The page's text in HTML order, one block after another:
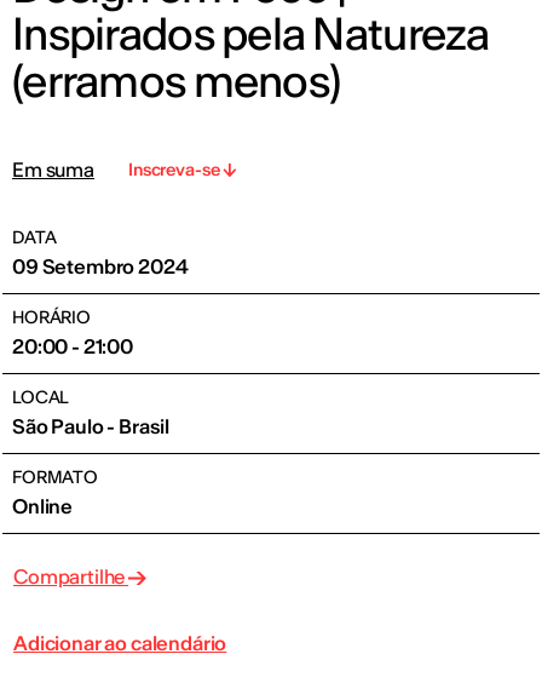
Inspirados pela Natureza
(erramos menos)
Em suma Inscreva-se
DATA
09 Setembro 2024
HORÁRIO
20:00 - 21:00
LOCAL
São Paulo - Brasil
FORMATO
Online
Compartilhe
Adicionar ao calendário